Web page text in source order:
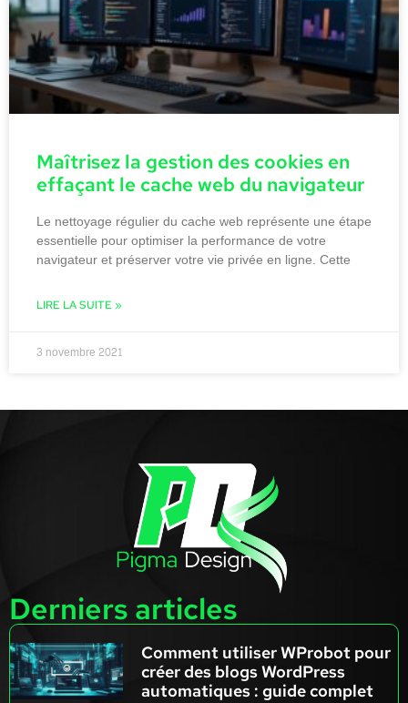
Maîtrisez la gestion des cookies en
effaçant le cache web du navigateur
Le nettoyage régulier du cache web représente une étape
essentielle pour optimiser la performance de votre
navigateur et préserver votre vie privée en ligne. Cette
LIRE LA SUITE »
3 novembre 2021
Derniers articles
Comment utiliser WProbot pour
créer des blogs WordPress
automatiques : guide complet